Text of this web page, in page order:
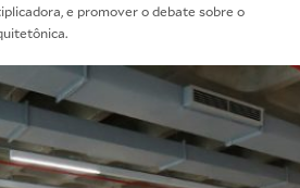
e promover o debate sobre o